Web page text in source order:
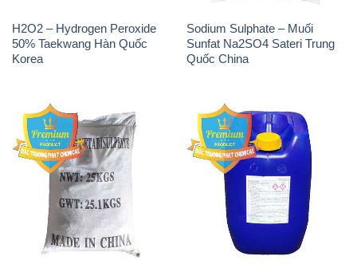
H2O2 – Hydrogen Peroxide
50% Taekwang Hàn Quốc
Korea
Sodium Sulphate – Muối
Sunfat Na2SO4 Sateri Trung
Quốc China